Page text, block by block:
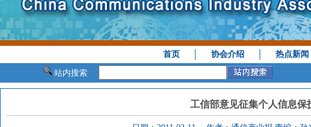
首页 │协会介绍 │热点新闻
站内搜索
工信部意见征集个人信息保